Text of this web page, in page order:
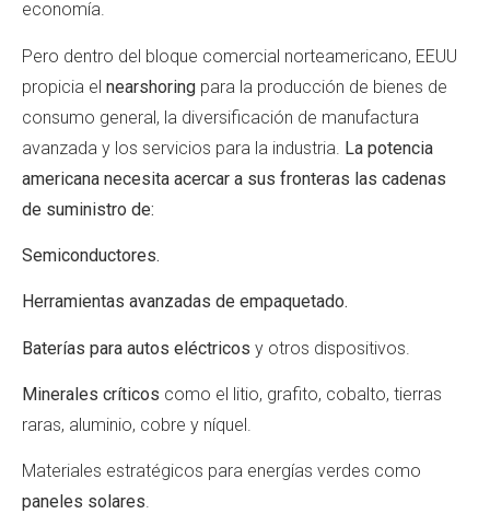
economía.
Pero dentro del bloque comercial norteamericano, EEUU
propicia el nearshoring para la producción de bienes de
consumo general, la diversificación de manufactura
avanzada y los servicios para la industria. La potencia
americana necesita acercar a sus fronteras las cadenas
de suministro de:
Semiconductores.
Herramientas avanzadas de empaquetado.
Baterías para autos eléctricos y otros dispositivos.
Minerales críticos como el litio, grafito, cobalto, tierras
raras, aluminio, cobre y níquel.
Materiales estratégicos para energías verdes como
paneles solares.